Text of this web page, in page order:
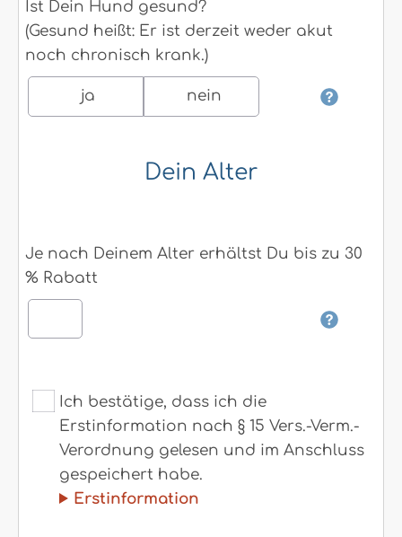
Ist Dein Hund gesund?
(Gesund heißt: Er ist derzeit weder akut
noch chronisch krank.)
ja nein
Dein Alter
Je nach Deinem Alter erhältst Du bis zu 30
% Rabatt
Ich bestätige, dass ich die
Erstinformation nach § 15 Vers.-Verm.-
Verordnung gelesen und im Anschluss
gespeichert habe.
Erstinformation